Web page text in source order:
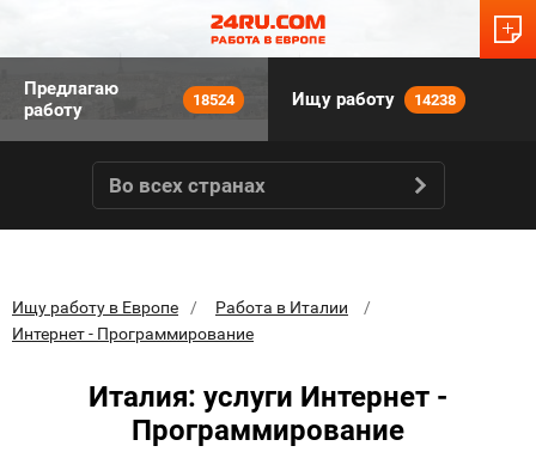
Предлагаю
работу
18524 Ищу работу 14238
Во всех странах
Ищу работу в Европе
Работа в Италии
Интернет - Программирование
Италия: услуги Интернет -
Программирование